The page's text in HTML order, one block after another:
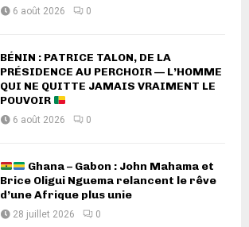
6 août 2026 0
BÉNIN : PATRICE TALON, DE LA
PRÉSIDENCE AU PERCHOIR — L’HOMME
QUI NE QUITTE JAMAIS VRAIMENT LE
POUVOIR
6 août 2026 0
Ghana – Gabon : John Mahama et
Brice Oligui Nguema relancent le rêve
d’une Afrique plus unie
28 juillet 2026 0